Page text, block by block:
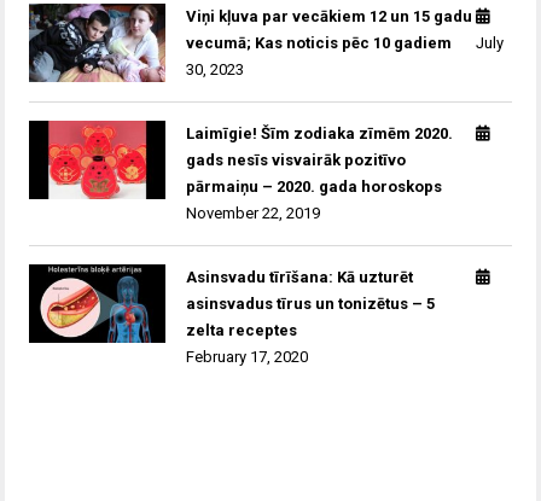
Viņi kļuva par vecākiem 12 un 15 gadu
vecumā; Kas noticis pēc 10 gadiem
July
30, 2023
Laimīgie! Šīm zodiaka zīmēm 2020.
gads nesīs visvairāk pozitīvo
pārmaiņu – 2020. gada horoskops
November 22, 2019
Asinsvadu tīrīšana: Kā uzturēt
asinsvadus tīrus un tonizētus – 5
zelta receptes
February 17, 2020